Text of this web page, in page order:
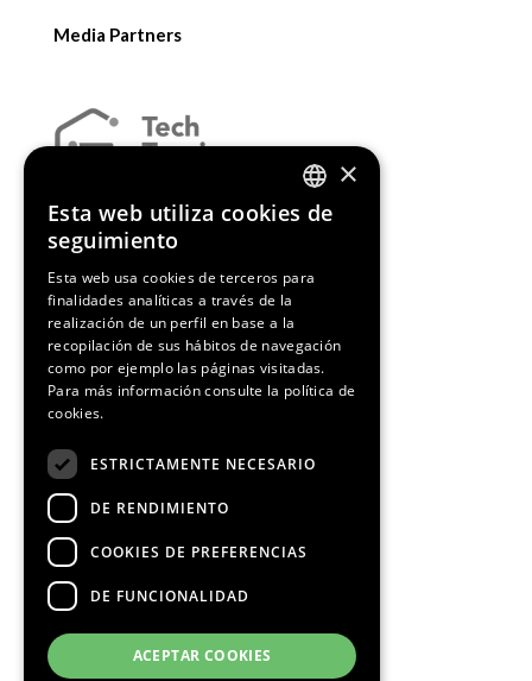
Media Partners
ENGLISH
×
Esta web utiliza cookies de
seguimiento
Esta web usa cookies de terceros para
finalidades analíticas a través de la
realización de un perfil en base a la
recopilación de sus hábitos de navegación
como por ejemplo las páginas visitadas.
Para más información consulte la política de
cookies.
ESTRICTAMENTE NECESARIO
DE RENDIMIENTO
COOKIES DE PREFERENCIAS
DE FUNCIONALIDAD
ACEPTAR COOKIES